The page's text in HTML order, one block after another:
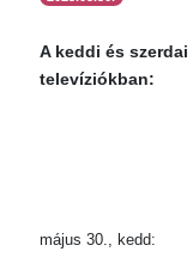
A keddi és
televíziókban:
május 30., kedd: